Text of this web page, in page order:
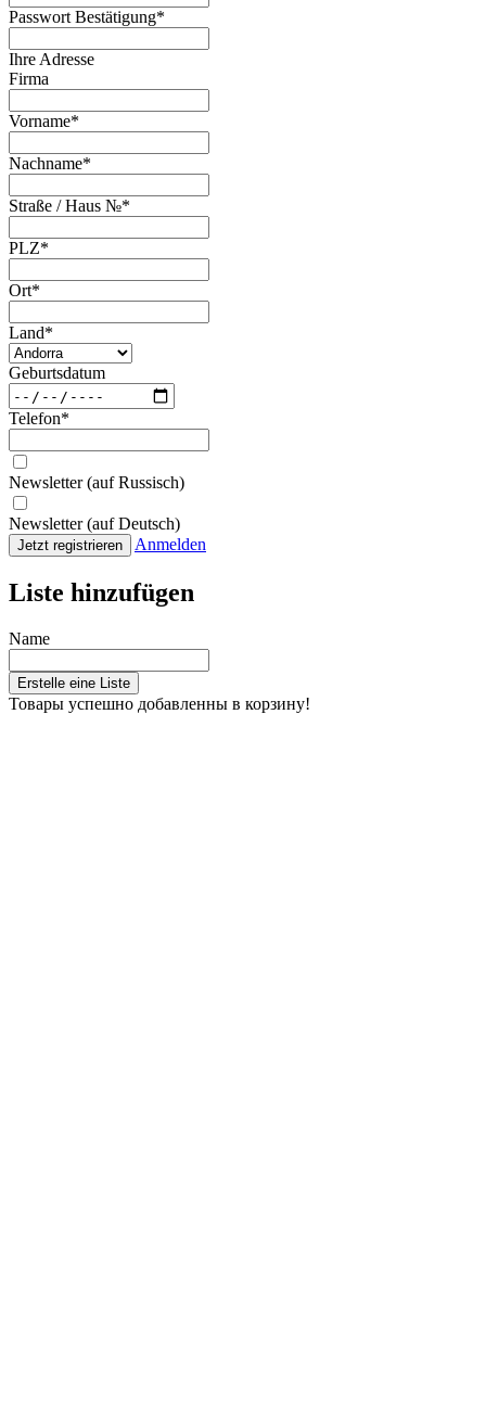
Passwort Bestätigung*
Ihre Adresse
Firma
Vorname*
Nachname*
Straße / Haus №*
PLZ*
Ort*
Land*
Geburtsdatum
Telefon*
Newsletter (auf Russisch)
Newsletter (auf Deutsch)
Jetzt registrieren Anmelden
Liste hinzufügen
Name
Erstelle eine Liste
Товары успешно добавленны в корзину!